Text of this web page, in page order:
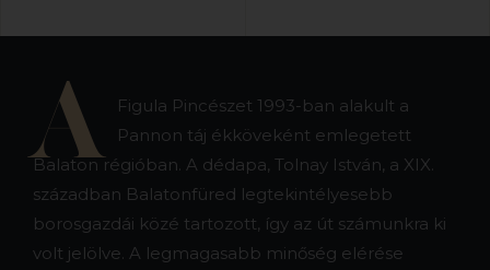
A
Figula Pincészet 1993-ban alakult a
Pannon táj ékköveként emlegetett
Balaton régióban. A dédapa, Tolnay István, a XIX.
században Balatonfüred legtekintélyesebb
borosgazdái közé tartozott, így az út számunkra ki
volt jelölve. A legmagasabb minőség elérése